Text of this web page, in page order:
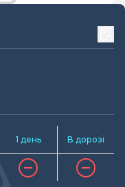
1 день В дорозі